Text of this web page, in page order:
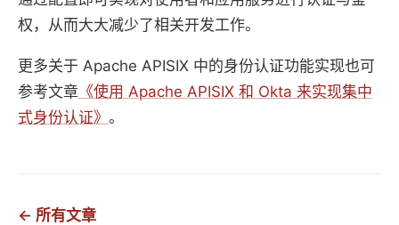
权，从而大大减少了相关开发工作。
更多关于 Apache APISIX 中的身份认证功能实现也可
参考文章 《使用 Apache APISIX 和 Okta 来实现集中
式身份认证》 。
← 所有文章